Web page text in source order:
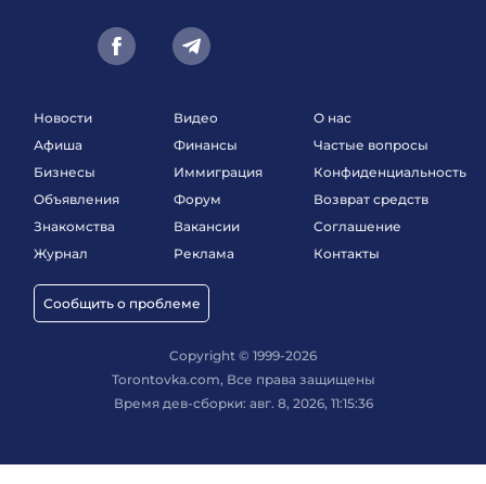
Новости
Афиша
Бизнесы
Объявления
Знакомства
Журнал
Сообщить о проблеме
Видео
Финансы
Иммиграция
Форум
Вакансии
Реклама
О нас
Частые вопросы
Конфиденциальность
Возврат средств
Соглашение
Контакты
Copyright © 1999-2026
Torontovka.com, Все права защищены
Время дев-сборки: авг. 8, 2026, 11:15:36